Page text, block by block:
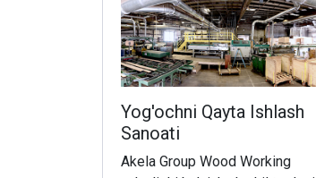
Yog'ochni Qayta Ishlash
Sanoati
Akela Group Wood Working